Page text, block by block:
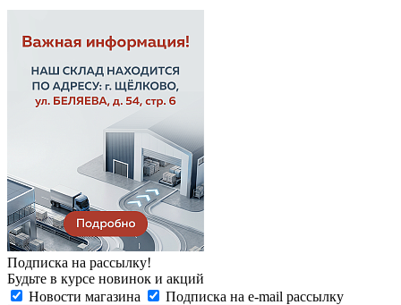
Подписка на рассылку!
Будьте в курсе новинок и акций
Новости магазина
Подписка на e-mail рассылку